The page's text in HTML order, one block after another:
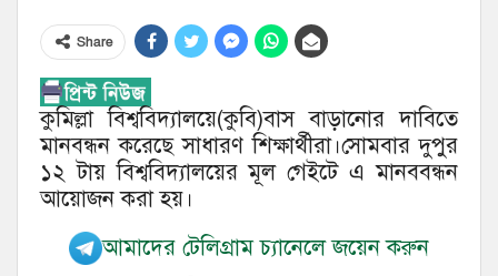
Share
কুমিল্লা বিশ্ববিদ্যালয়ে(কুবি)বাস বাড়ানোর দাবিতে
মানবন্ধন করেছে সাধারণ শিক্ষার্থীরা।সোমবার দুপুর
১২ টায় বিশ্ববিদ্যালয়ের মূল গেইটে এ মানববন্ধন
আয়োজন করা হয়।
আমাদের টেলিগ্রাম চ্যানেলে জয়েন করুন